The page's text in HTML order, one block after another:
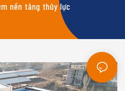
nền tảng thủy lực